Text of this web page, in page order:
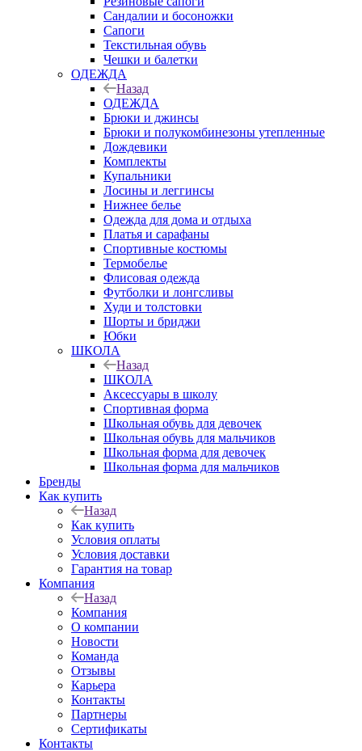
Сандалии и босоножки
Сапоги
Текстильная обувь
Чешки и балетки
ОДЕЖДА
Назад
ОДЕЖДА
Брюки и джинсы
Брюки и полукомбинезоны утепленные
Дождевики
Комплекты
Купальники
Лосины и леггинсы
Нижнее белье
Одежда для дома и отдыха
Платья и сарафаны
Спортивные костюмы
Термобелье
Флисовая одежда
Футболки и лонгсливы
Худи и толстовки
Шорты и бриджи
Юбки
ШКОЛА
Назад
ШКОЛА
Аксессуары в школу
Спортивная форма
Школьная обувь для девочек
Школьная обувь для мальчиков
Школьная форма для девочек
Школьная форма для мальчиков
Бренды
Как купить
Назад
Как купить
Условия оплаты
Условия доставки
Гарантия на товар
Компания
Назад
Компания
О компании
Новости
Команда
Отзывы
Карьера
Контакты
Партнеры
Сертификаты
Контакты